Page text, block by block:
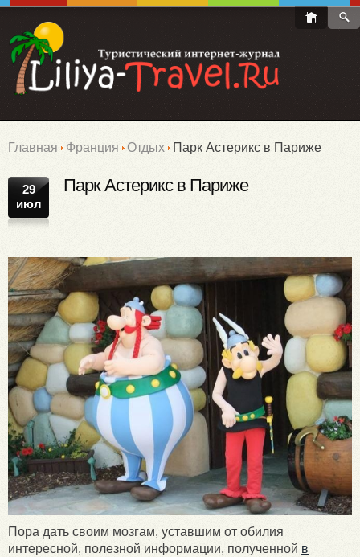
Главная Франция Отдых Парк Астерикс в Париже
29
июл
Парк Астерикс в Париже
Пора дать своим мозгам, уставшим от обилия
интересной, полезной информации, полученной в